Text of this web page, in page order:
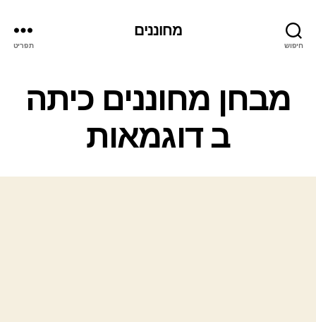
חיפוש
מחוננים
תפריט
קטגוריות
מבחן מחוננים כיתה
ב דוגמאות